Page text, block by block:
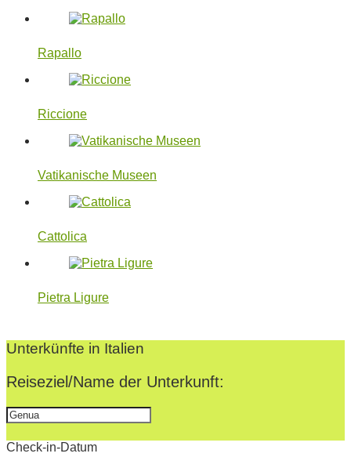
Rapallo
Riccione
Vatikanische Museen
Cattolica
Pietra Ligure
12-
10
Unterkünfte in Italien
Reiseziel/Name der Unterkunft:
Check-in-Datum